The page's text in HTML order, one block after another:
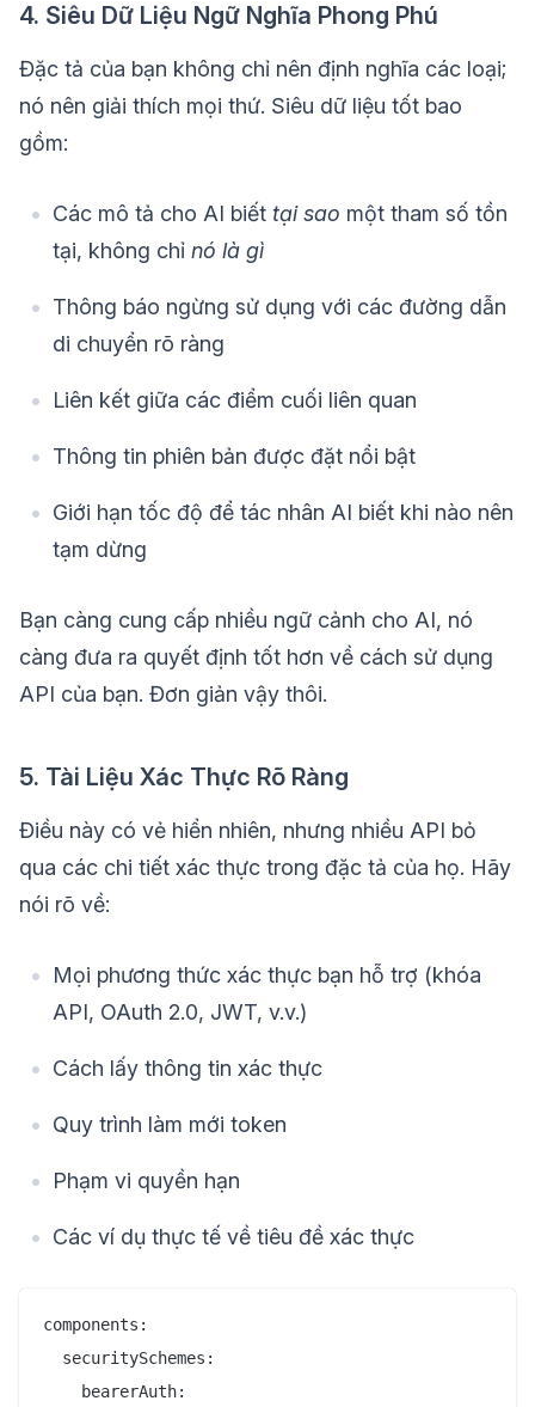
4. Siêu Dữ Liệu Ngữ Nghĩa Phong Phú
Đặc tả của bạn không chỉ nên định nghĩa các loại;
nó nên giải thích mọi thứ. Siêu dữ liệu tốt bao
gồm:
Các mô tả cho AI biết tại sao một tham số tồn
tại, không chỉ nó là gì
Thông báo ngừng sử dụng với các đường dẫn
di chuyển rõ ràng
Liên kết giữa các điểm cuối liên quan
Thông tin phiên bản được đặt nổi bật
Giới hạn tốc độ để tác nhân AI biết khi nào nên
tạm dừng
Bạn càng cung cấp nhiều ngữ cảnh cho AI, nó
càng đưa ra quyết định tốt hơn về cách sử dụng
API của bạn. Đơn giản vậy thôi.
5. Tài Liệu Xác Thực Rõ Ràng
Điều này có vẻ hiển nhiên, nhưng nhiều API bỏ
qua các chi tiết xác thực trong đặc tả của họ. Hãy
nói rõ về:
Mọi phương thức xác thực bạn hỗ trợ (khóa
API, OAuth 2.0, JWT, v.v.)
Cách lấy thông tin xác thực
Quy trình làm mới token
Phạm vi quyền hạn
Các ví dụ thực tế về tiêu đề xác thực
components:
  securitySchemes:
    bearerAuth: